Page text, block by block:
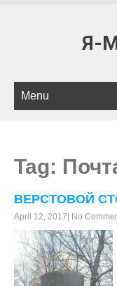
Я-
Menu
Tag:
ВЕРСТОВОЙ
April 12, 2017 No